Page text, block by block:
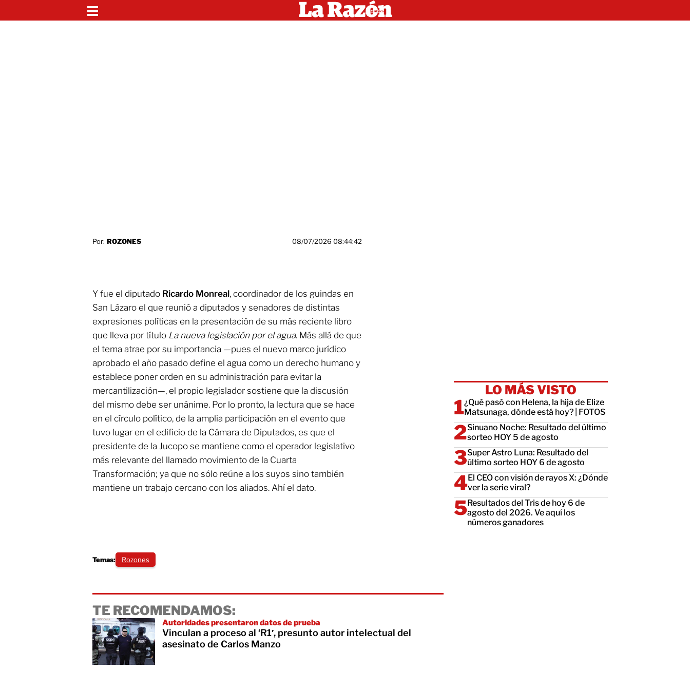
Por: ROZONES 08/07/2026 08:44:42
Y fue el diputado Ricardo Monreal, coordinador de los guindas en
San Lázaro el que reunió a diputados y senadores de distintas
expresiones políticas en la presentación de su más reciente libro
que lleva por título La nueva legislación por el agua. Más allá de que
el tema atrae por su importancia —pues el nuevo marco jurídico
aprobado el año pasado define el agua como un derecho humano y
establece poner orden en su administración para evitar la
mercantilización—, el propio legislador sostiene que la discusión
del mismo debe ser unánime. Por lo pronto, la lectura que se hace
en el círculo político, de la amplia participación en el evento que
tuvo lugar en el edificio de la Cámara de Diputados, es que el
presidente de la Jucopo se mantiene como el operador legislativo
más relevante del llamado movimiento de la Cuarta
Transformación; ya que no sólo reúne a los suyos sino también
mantiene un trabajo cercano con los aliados. Ahí el dato.
Temas: Rozones
TE RECOMENDAMOS:
Autoridades presentaron datos de prueba
Vinculan a proceso al ‘R1′, presunto autor intelectual del
asesinato de Carlos Manzo
LO MÁS VISTO
¿Qué pasó con Helena, la hija de Elize
Matsunaga, dónde está hoy? | FOTOS
Sinuano Noche: Resultado del último
sorteo HOY 5 de agosto
Super Astro Luna: Resultado del
último sorteo HOY 6 de agosto
El CEO con visión de rayos X: ¿Dónde
ver la serie viral?
Resultados del Tris de hoy 6 de
agosto del 2026. Ve aquí los
números ganadores